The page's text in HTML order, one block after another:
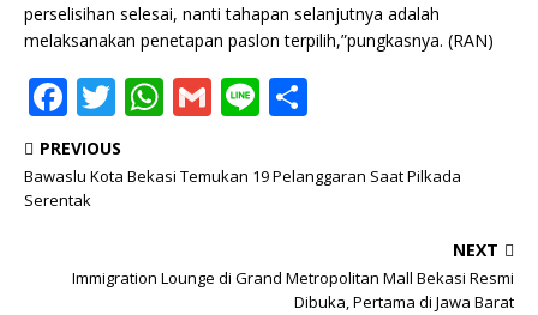
perselisihan selesai, nanti tahapan selanjutnya adalah
melaksanakan penetapan paslon terpilih,”pungkasnya. (RAN)
F
a
c
e
o
T
w
it
W
at
p
G
ai
Li
e ar
PREVIOUS
Bawaslu Kota Bekasi Temukan 19 Pelanggaran Saat Pilkada
Serentak
NEXT
Immigration Lounge di Grand Metropolitan Mall Bekasi Resmi
Dibuka, Pertama di Jawa Barat